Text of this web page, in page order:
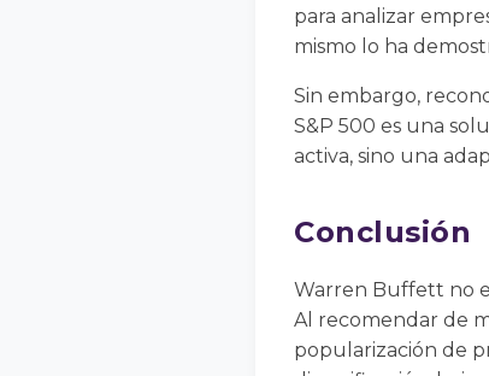
para analizar
mismo lo ha
Sin embargo,
S&P 500 es una
activa, sino una
Conclusión
Warren Buffett no
Al recomendar de
popularización de